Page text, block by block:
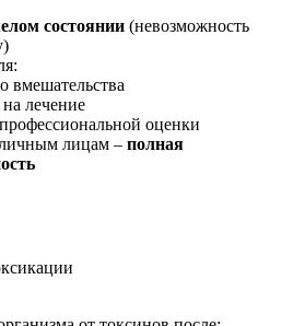
состоянии (невозможность
вмешательства
лечение
оценки
лицам – полная